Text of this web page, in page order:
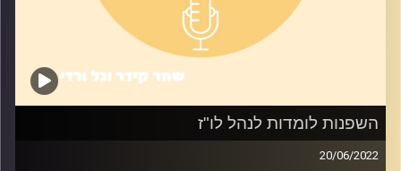
השפנות לומדות לנהל לו"ז
20/06/2022